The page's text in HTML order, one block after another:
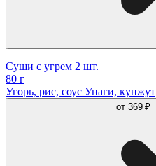
Суши с угрем 2 шт.
80 г
Угорь, рис, соус Унаги, кунжут
от 369 ₽